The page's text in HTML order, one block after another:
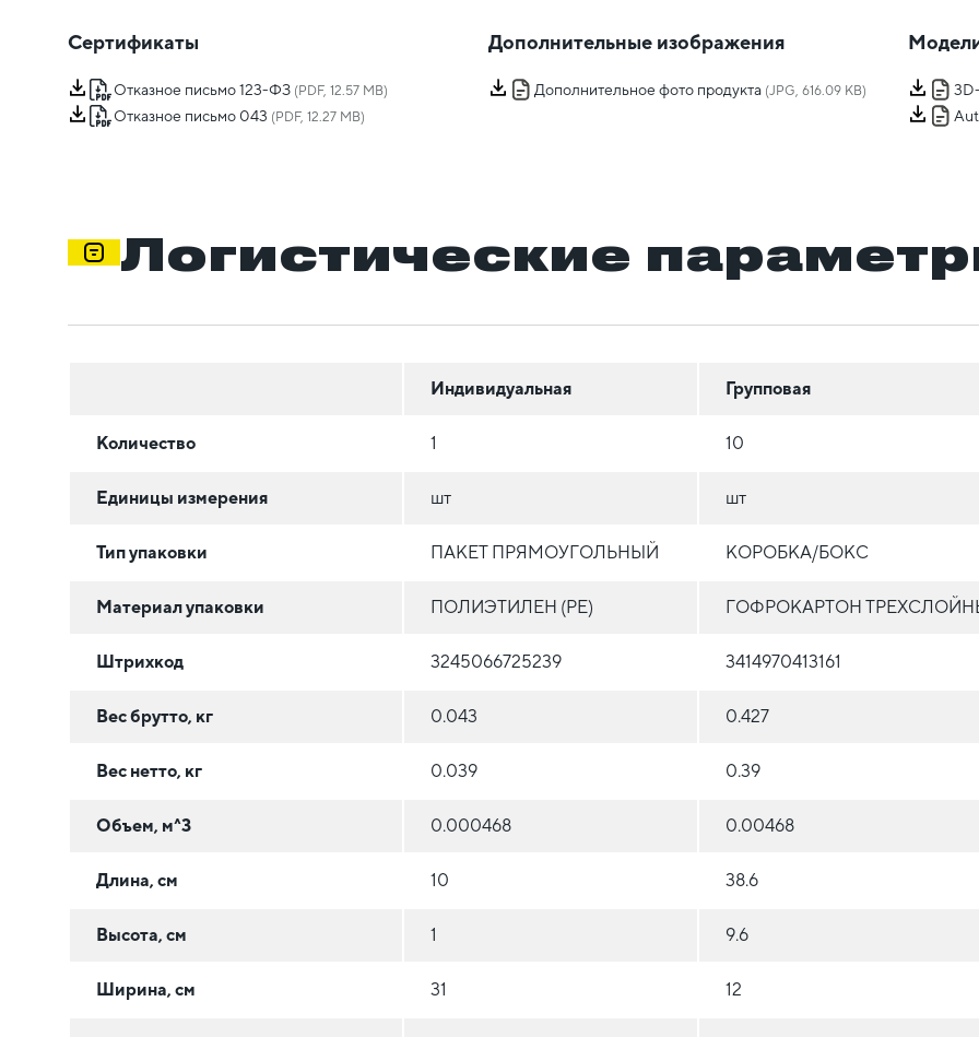
Сертификаты
Отказное письмо 123-ФЗ (PDF, 12.57 MB)
Отказное письмо 043 (PDF, 12.27 MB)
Дополнительные изображения
Дополнительное фото продукта(JPG, 616.09 KB)
Логистические
Индивидуальная Групповая
Количество 1 10
Единицы измерения шт шт
Тип упаковки ПАКЕТ ПРЯМОУГОЛЬНЫЙ КОРОБКА/БОКС
Материал упаковки ПОЛИЭТИЛЕН (PE) ГОФРОКАРТОН
Штрихкод 3245066725239 3414970413161
Вес брутто, кг 0.043 0.427
Вес нетто, кг 0.039 0.39
Объем, м^3 0.000468 0.00468
Длина, см 10 38.6
Высота, см 1 9.6
Ширина, см 31 12